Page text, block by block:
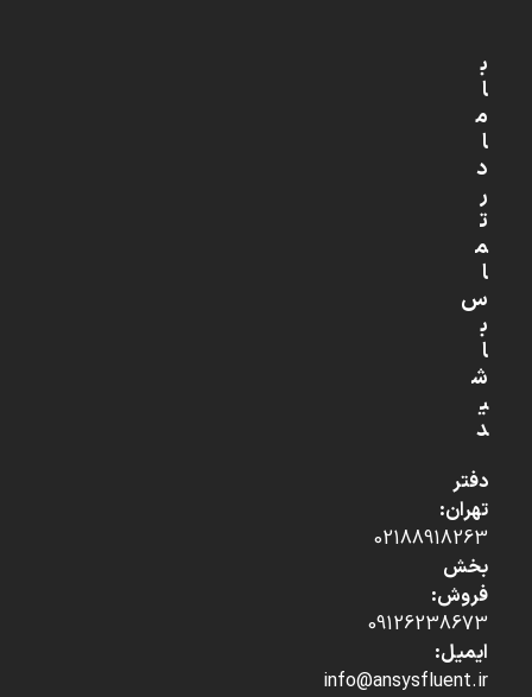
ب
ا
م
ا
د
ر
ت
م
ا
س
ب
ا
ش
ی
د
دفتر
تهران:
02188918263
بخش
فروش:
09126238673
ایمیل:
info@ansysfluent.ir